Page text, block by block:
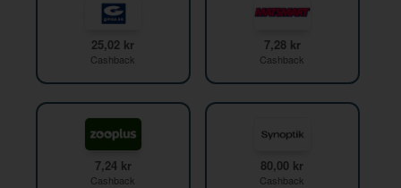
25,02 kr
Cashback
7,28 kr
Cashback
7,24 kr
Cashback
80,00 kr
Cashback